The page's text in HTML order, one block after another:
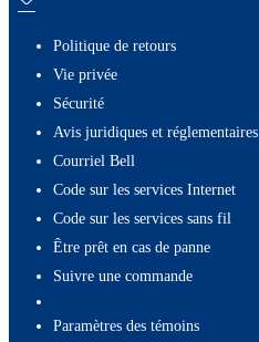
Politique de retours
Vie privée
Sécurité
Avis juridiques et réglementaires
Courriel Bell
Code sur les services Internet
Code sur les services sans fil
Être prêt en cas de panne
Suivre une commande
paramètres des témoins